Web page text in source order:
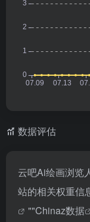
数据评估
云吧Ai绘画浏览
站的相关权重信
""Chinaz数据